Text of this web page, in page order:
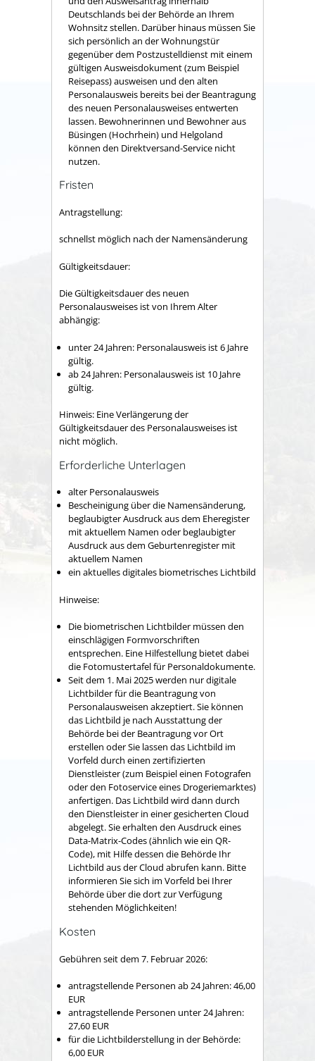
Deutschlands bei der Behörde an Ihrem
Wohnsitz stellen. Darüber hinaus müssen Sie
sich persönlich an der Wohnungstür
gegenüber dem Postzustelldienst mit einem
gültigen Ausweisdokument (zum Beispiel
Reisepass) ausweisen und den alten
Personalausweis bereits bei der Beantragung
des neuen Personalausweises entwerten
lassen. Bewohnerinnen und Bewohner aus
Büsingen (Hochrhein) und Helgoland
können den Direktversand-Service nicht
nutzen.
Fristen
Antragstellung:
schnellst möglich nach der Namensänderung
Gültigkeitsdauer:
Die Gültigkeitsdauer des neuen
Personalausweises ist von Ihrem Alter
abhängig:
unter 24 Jahren: Personalausweis ist 6 Jahre
gültig.
ab 24 Jahren: Personalausweis ist 10 Jahre
gültig.
Hinweis: Eine Verlängerung der
Gültigkeitsdauer des Personalausweises ist
nicht möglich.
Erforderliche Unterlagen
alter Personalausweis
Bescheinigung über die Namensänderung,
beglaubigter Ausdruck aus dem Eheregister
mit aktuellem Namen oder beglaubigter
Ausdruck aus dem Geburtenregister mit
aktuellem Namen
ein aktuelles digitales biometrisches Lichtbild
Hinweise:
Die biometrischen Lichtbilder müssen den
einschlägigen Formvorschriften
entsprechen. Eine Hilfestellung bietet dabei
die Fotomustertafel für Personaldokumente.
Seit dem 1. Mai 2025 werden nur digitale
Lichtbilder für die Beantragung von
Personalausweisen akzeptiert. Sie können
das Lichtbild je nach Ausstattung der
Behörde bei der Beantragung vor Ort
erstellen oder Sie lassen das Lichtbild im
Vorfeld durch einen zertifizierten
Dienstleister (zum Beispiel einen Fotografen
oder den Fotoservice eines Drogeriemarktes)
anfertigen. Das Lichtbild wird dann durch
den Dienstleister in einer gesicherten Cloud
abgelegt.Sie erhalten den Ausdruck eines
Data-Matrix-Codes (ähnlich wie ein QR-
Code), mit Hilfe dessen die Behörde Ihr
Lichtbild aus der Cloud abrufen kann. Bitte
informieren Sie sich im Vorfeld bei Ihrer
Behörde über die dort zur Verfügung
stehenden Möglichkeiten!
Kosten
Gebühren seit dem 7. Februar 2026:
antragstellende Personen ab 24 Jahren: 46,00
EUR
antragstellende Personen unter 24 Jahren:
27,60 EUR
für die Lichtbilderstellung in der Behörde:
6,00 EUR